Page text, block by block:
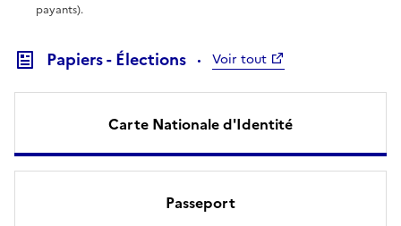
payants).
Papiers - Élections Voir tout
Carte Nationale d'Identité
Passeport